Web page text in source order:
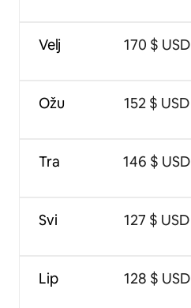
Velj
Ožu
Tra
Svi
Lip
170 $ USD
152 $ USD
146 $ USD
127 $ USD
128 $ USD